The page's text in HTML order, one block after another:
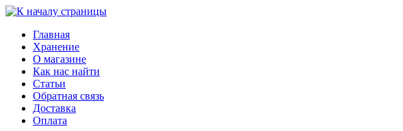
Главная
Хранение
О магазине
Как нас найти
Статьи
Обратная связь
Доставка
Оплата